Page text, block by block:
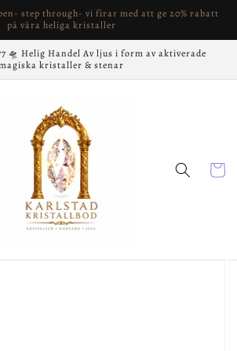
step through- vi firar med att ge 20% rabatt
på våra heliga kristaller
🛸 Helig Handel Av ljus i form av aktiverade
kristaller & stenar